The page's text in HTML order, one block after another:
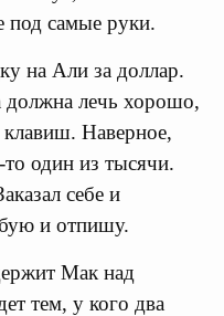
под самые руки.
на Али за доллар.
должна лечь хорошо,
клавиш. Наверное,
один из тысячи.
себе и
и отпишу.
Мак над
тем, у кого два